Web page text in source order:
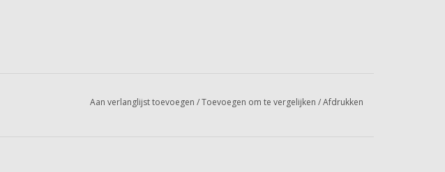
Aan verlanglijst toevoegen /Toevoegen om te vergelijken /Afdrukken